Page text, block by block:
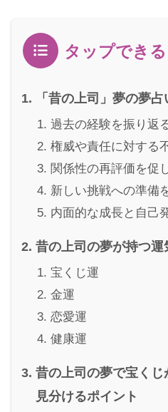
タップでき
「昔の上司」夢の夢占
過去の経験を振り返
権威や責任に対する
関係性の再評価を促
新しい挑戦への準備
内面的な成長と自己
昔の上司の夢が持つ運
宝くじ運
金運
恋愛運
健康運
昔の上司の夢で宝く
見分けるポイント